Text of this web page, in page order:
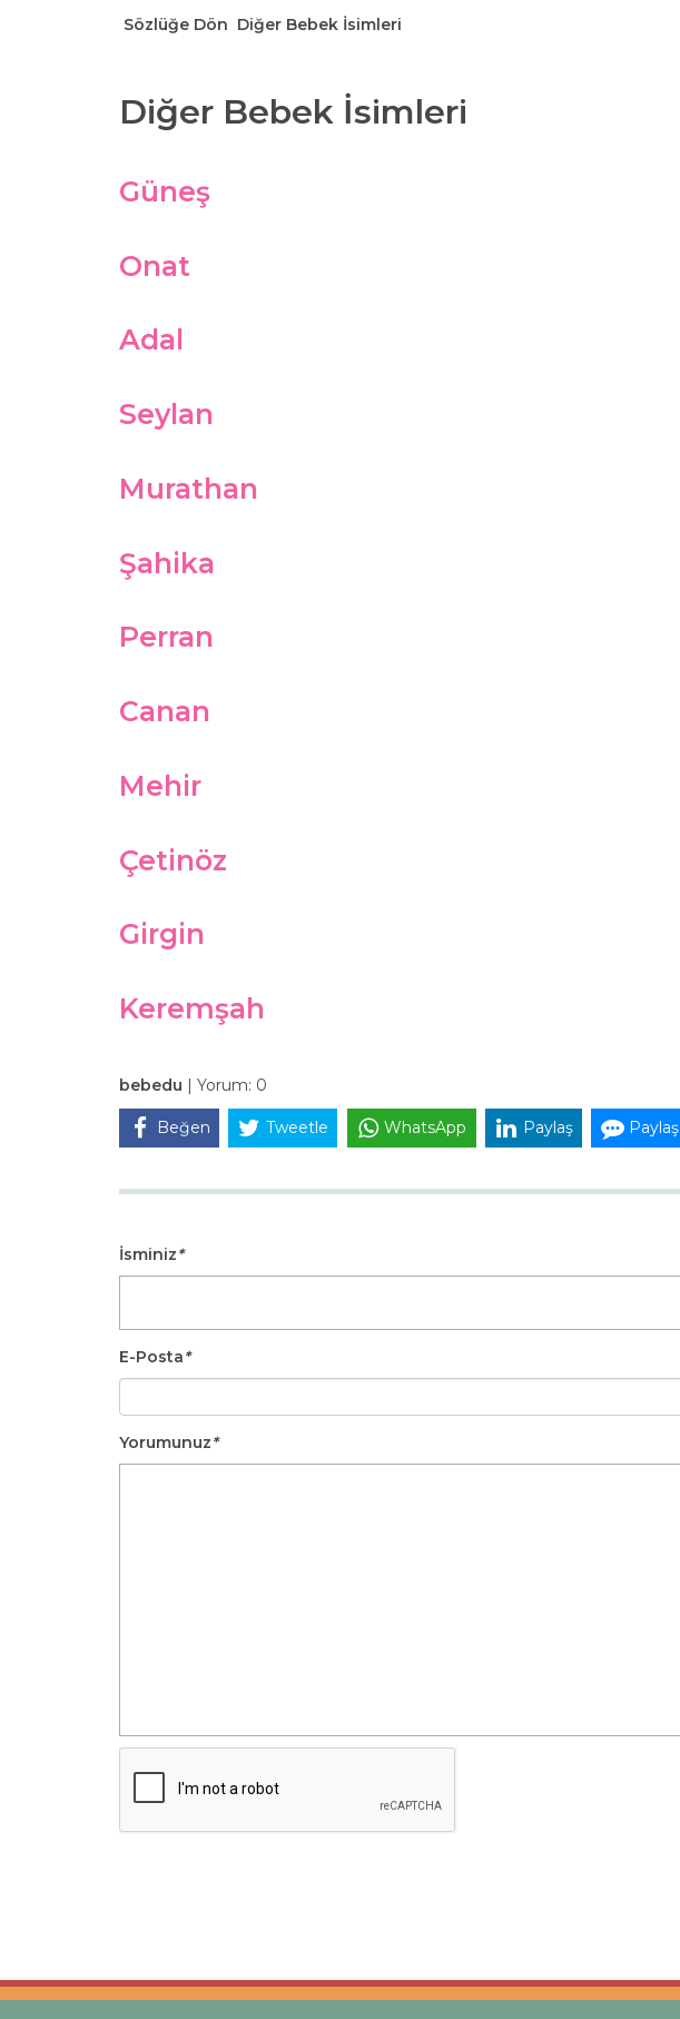
Sözlüğe Dön Diğer Bebek İsimleri
Diğer Bebek İsimleri
Güneş
Onat
Adal
Seylan
Murathan
Şahika
Perran
Canan
Mehir
Çetinöz
Girgin
Keremşah
bebedu | Yorum: 0
Beğen Tweetle WhatsApp Paylaş Paylaş
İsminiz*
E-Posta*
Yorumunuz*